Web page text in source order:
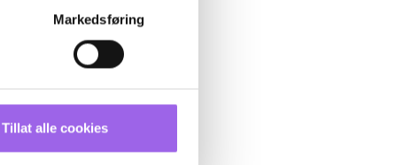
Markedsføring
Tillat alle cookies